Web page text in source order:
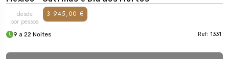
desde
por pessoa
3 945,00 €
9 a 22 Noites Ref: 1331